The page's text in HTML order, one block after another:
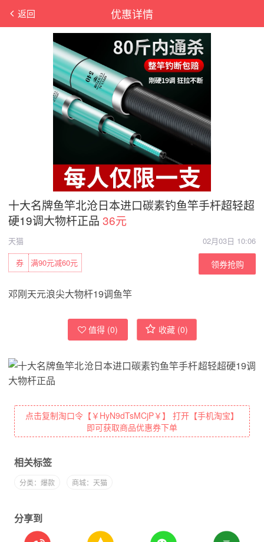
优惠详情
返回
十大名牌鱼竿北沧日本进口碳素钓鱼竿手杆超轻超
硬19调大物杆正品 36元
天猫
02月03日 10:06
满90元减60元
券 领券抢购
邓刚天元浪尖大物杆19调鱼竿
值得 (0) 收藏 (0)
点击复制淘口令【￥HyN9dTsMCjP￥】 打开【手机淘宝】
即可获取商品优惠券下单
相关标签
分类：爆款 商城：天猫
分享到